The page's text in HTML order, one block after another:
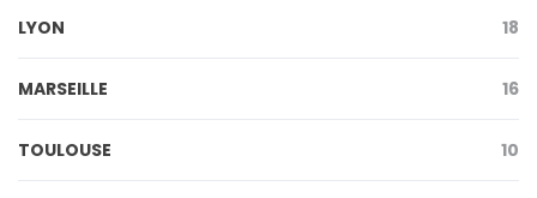
LYON 18
MARSEILLE 16
TOULOUSE 10